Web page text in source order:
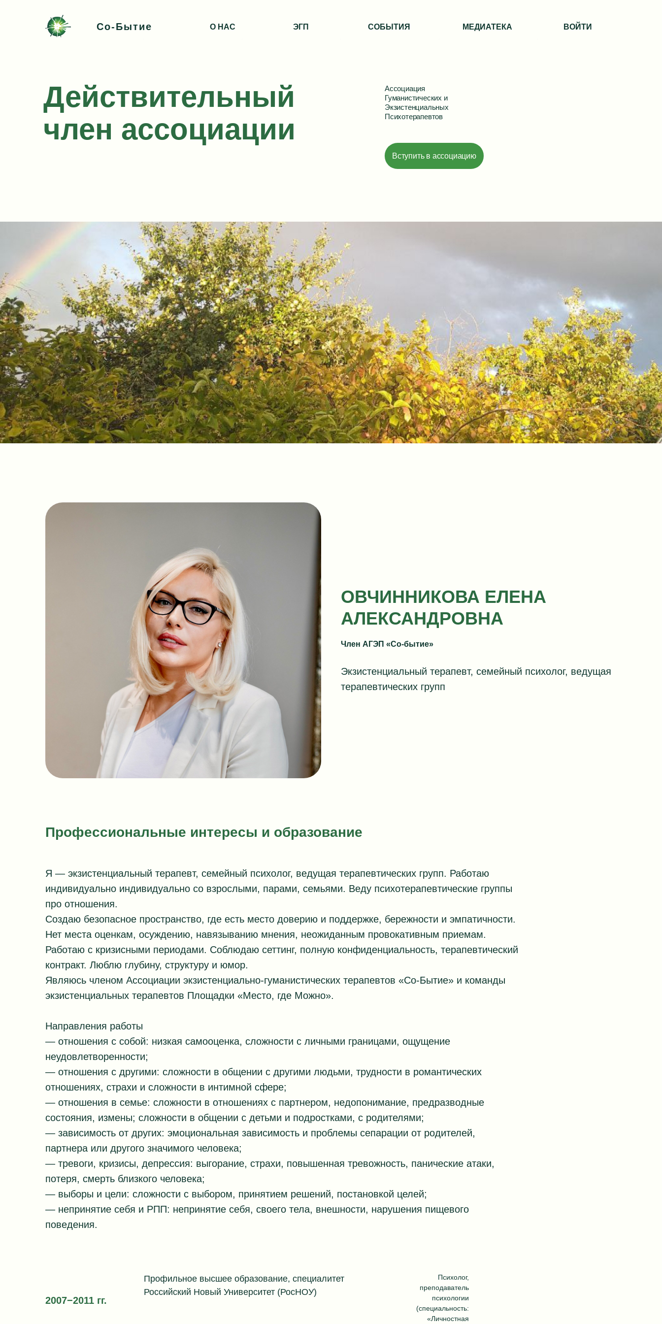
Со-Бытие О НАС ЭГП СОБЫТИЯ МЕДИАТЕКА ВОЙТИ
Действительный
член ассоциации
Ассоциация
Гуманистических и
Экзистенциальных
Психотерапевтов
Вступить в ассоциацию
ОВЧИННИКОВА ЕЛЕНА
АЛЕКСАНДРОВНА
Член АГЭП «Со-бытие»
Экзистенциальный терапевт, семейный психолог, ведущая
терапевтических групп
Профессиональные интересы и образование
Я — экзистенциальный терапевт, семейный психолог, ведущая терапевтических групп. Работаю
индивидуально индивидуально со взрослыми, парами, семьями. Веду психотерапевтические группы
про отношения.
Создаю безопасное пространство, где есть место доверию и поддержке, бережности и эмпатичности.
Нет места оценкам, осуждению, навязыванию мнения, неожиданным провокативным приемам.
Работаю с кризисными периодами. Соблюдаю сеттинг, полную конфиденциальность, терапевтический
контракт. Люблю глубину, структуру и юмор.
Являюсь членом Ассоциации экзистенциально-гуманистических терапевтов «Со-Бытие» и команды
экзистенциальных терапевтов Площадки «Место, где Можно».
Направления работы
— отношения с собой: низкая самооценка, сложности с личными границами, ощущение
неудовлетворенности;
— отношения с другими: сложности в общении с другими людьми, трудности в романтических
отношениях, страхи и сложности в интимной сфере;
— отношения в семье: сложности в отношениях с партнером, недопонимание, предразводные
состояния, измены; сложности в общении с детьми и подростками, с родителями;
— зависимость от других: эмоциональная зависимость и проблемы сепарации от родителей,
партнера или другого значимого человека;
— тревоги, кризисы, депрессия: выгорание, страхи, повышенная тревожность, панические атаки,
потеря, смерть близкого человека;
— выборы и цели: сложности с выбором, принятием решений, постановкой целей;
— непринятие себя и РПП: непринятие себя, своего тела, внешности, нарушения пищевого
поведения.
2007−2011 гг.
Профильное высшее образование, специалитет
Российский Новый Университет (РосНОУ)
Психолог,
преподаватель
психологии
(специальность:
«Личностная